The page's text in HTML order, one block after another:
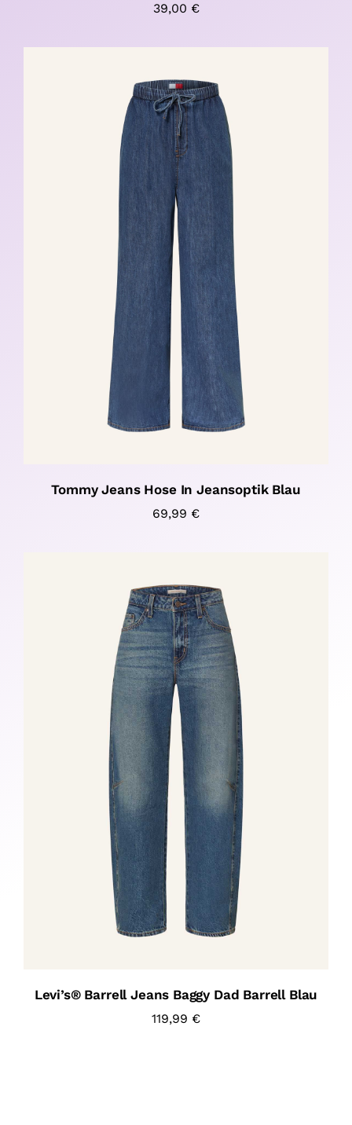
39,00 €
Tommy Jeans Hose In Jeansoptik Blau
69,99 €
Levi’s® Barrell Jeans Baggy Dad Barrell Blau
119,99 €